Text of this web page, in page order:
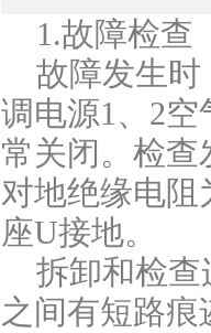
1.故障检查
故障发生时
调电源1、2
常关闭。检查
对地绝缘电
座U接地。
拆卸和检
之间有短路